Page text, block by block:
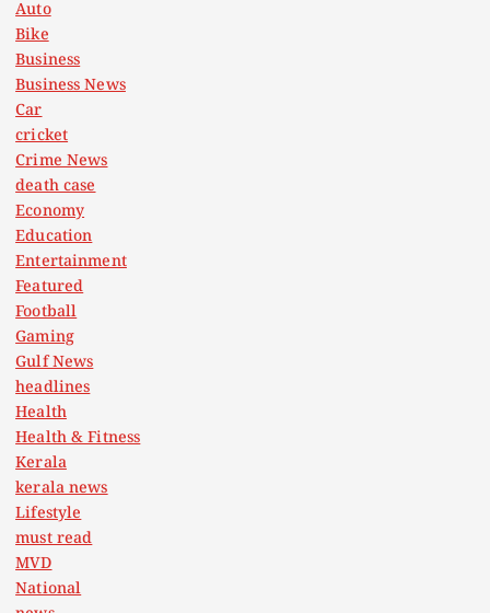
Auto
Bike
Business
Business News
Car
cricket
Crime News
death case
Economy
Education
Entertainment
Featured
Football
Gaming
Gulf News
headlines
Health
Health & Fitness
Kerala
kerala news
Lifestyle
must read
MVD
National